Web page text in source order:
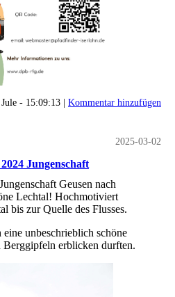
Jule - 15:09:13 | Kommentar hinzufügen
2025-03-02
Jungenschaft
Geusen nach
Lechtal! Hochmotiviert
bis zur Quelle des Flusses.
unbeschrieblich schöne
erblicken durften.